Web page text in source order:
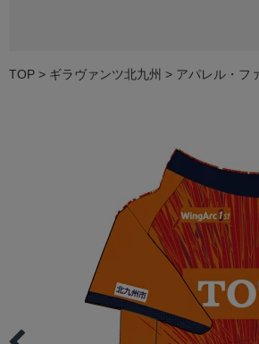
TOP ギラヴァンツ北九州 アパレル・フ